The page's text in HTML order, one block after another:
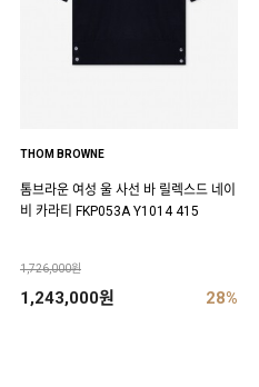
THOM BROWNE
톰브라운 여성 울 사선 바 릴렉스드 네이
비 카라티 FKP053A Y1014 415
1,726,000원
1,243,000원 28%